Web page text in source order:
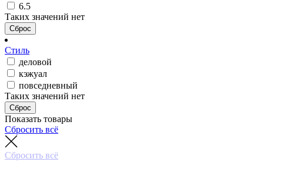
6.5
Таких значений нет
Сброс
Стиль
деловой
кэжуал
повседневный
Таких значений нет
Сброс
Показать товары
Сбросить всё
Сбросить всё